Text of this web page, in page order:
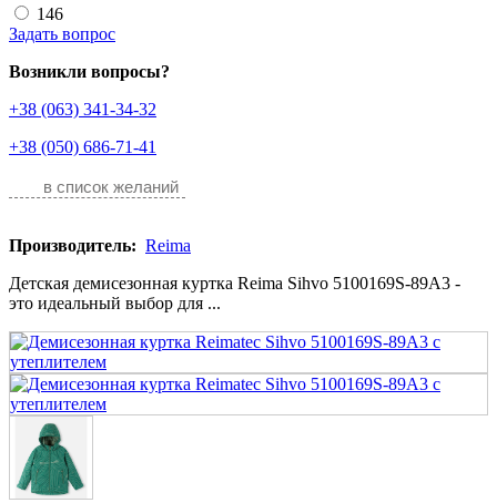
146
Задать вопрос
Возникли вопросы?
+38 (063) 341-34-32
+38 (050) 686-71-41
в список желаний
Производитель: Reima
Детская демисезонная куртка Reima Sihvo 5100169S-89A3 -
это идеальный выбор для ...